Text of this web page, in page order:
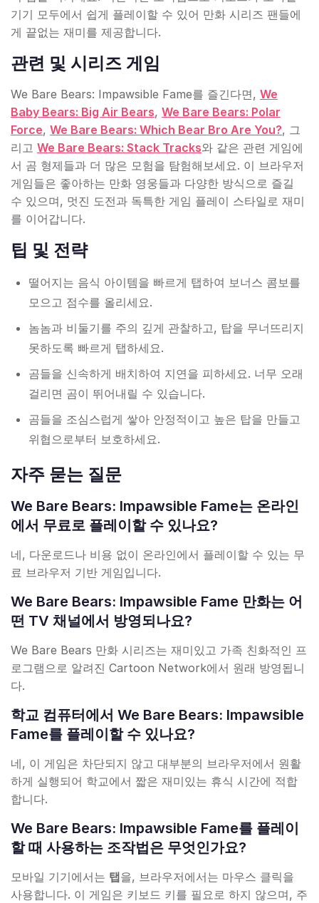
기기 모두에서 쉽게 플레이할 수 있어 만화 시리즈 팬들에
게 끝없는 재미를 제공합니다.
관련 및 시리즈 게임
We Bare Bears: Impawsible Fame를 즐긴다면, We
Baby Bears: Big Air Bears, We Bare Bears: Polar
Force, We Bare Bears: Which Bear Bro Are You?, 그
리고 We Bare Bears: Stack Tracks와 같은 관련 게임에
서 곰 형제들과 더 많은 모험을 탐험해보세요. 이 브라우저
게임들은 좋아하는 만화 영웅들과 다양한 방식으로 즐길
수 있으며, 멋진 도전과 독특한 게임 플레이 스타일로 재미
를 이어갑니다.
팁 및 전략
떨어지는 음식 아이템을 빠르게 탭하여 보너스 콤보를
모으고 점수를 올리세요.
놈놈과 비둘기를 주의 깊게 관찰하고, 탑을 무너뜨리지
못하도록 빠르게 탭하세요.
곰들을 신속하게 배치하여 지연을 피하세요. 너무 오래
걸리면 곰이 뛰어내릴 수 있습니다.
곰들을 조심스럽게 쌓아 안정적이고 높은 탑을 만들고
위협으로부터 보호하세요.
자주 묻는 질문
We Bare Bears: Impawsible Fame는 온라인
에서 무료로 플레이할 수 있나요?
네, 다운로드나 비용 없이 온라인에서 플레이할 수 있는 무
료 브라우저 기반 게임입니다.
We Bare Bears: Impawsible Fame 만화는 어
떤 TV 채널에서 방영되나요?
We Bare Bears 만화 시리즈는 재미있고 가족 친화적인 프
로그램으로 알려진 Cartoon Network에서 원래 방영됩니
다.
학교 컴퓨터에서 We Bare Bears: Impawsible
Fame를 플레이할 수 있나요?
네, 이 게임은 차단되지 않고 대부분의 브라우저에서 원활
하게 실행되어 학교에서 짧은 재미있는 휴식 시간에 적합
합니다.
We Bare Bears: Impawsible Fame를 플레이
할 때 사용하는 조작법은 무엇인가요?
모바일 기기에서는 탭을, 브라우저에서는 마우스 클릭을
사용합니다. 이 게임은 키보드 키를 필요로 하지 않으며, 주